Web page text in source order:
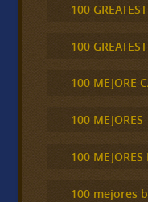
100
100
100 MEJORE
100 MEJORES
100 MEJORES
100 mejores